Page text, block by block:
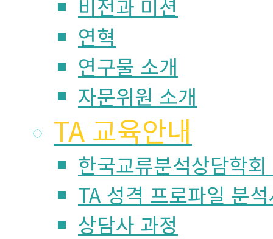
비전과 미션
연혁
연구물 소개
자문위원 소개
TA 교육안내
한국교류분석상담학
TA 성격 프로파일 분
상담사 과정